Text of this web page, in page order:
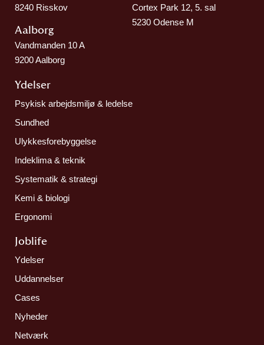
8240 Risskov
Aalborg​
Vandmanden 10 A
9200 Aalborg
Cortex Park 12, 5. sal
5230 Odense M
Ydelser
Psykisk arbejdsmiljø & ledelse
Sundhed
Ulykkesforebyggelse
Indeklima & teknik
Systematik & strategi
Kemi & biologi
Ergonomi
Joblife​
Ydelser
Uddannelser
Cases
Nyheder
Netværk